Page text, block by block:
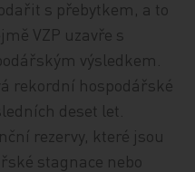
s přebytkem, a to
VZP uzavře s
výsledkem.
rekordní hospodářské
deset let.
rezervy, které jsou
stagnace nebo